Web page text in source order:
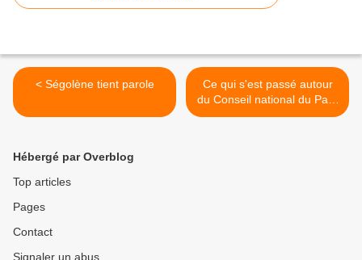
< Ségolène tient parole
Ce qui s'est passé autour
du Conseil national du Parti
socialiste, le 12 mai >
Hébergé par Overblog
Top articles
Pages
Contact
Signaler un abus